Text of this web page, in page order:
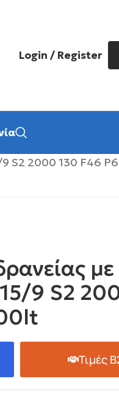
Login / Register
S2 2000 130 F46
9 S2
Τιμές